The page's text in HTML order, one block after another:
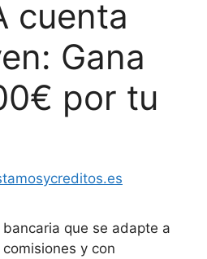
cuenta
Gana
por tu
que se adapte a
y con